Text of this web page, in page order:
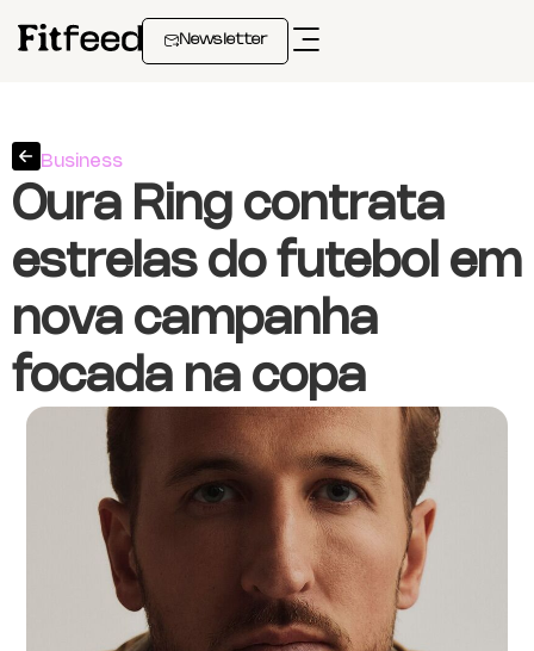
Newsletter
Business
Oura Ring contrata
estrelas do futebol em
nova campanha
focada na copa